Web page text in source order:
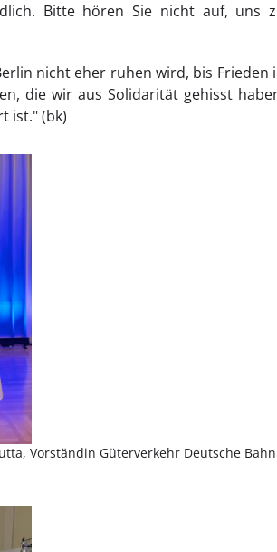
Bitte hören Sie nicht auf, uns
nicht eher ruhen wird, bis Frieden
die wir aus Solidarität gehisst
ist." (bk)
Vorständin Güterverkehr Deutsche Bahn